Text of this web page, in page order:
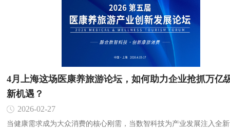
4月上海这场医康养旅游论坛，如何助力企业抢抓万亿
新机遇？
2026-02-27
当健康需求成为大众消费的核心刚需，当数智科技为产业发展注入全